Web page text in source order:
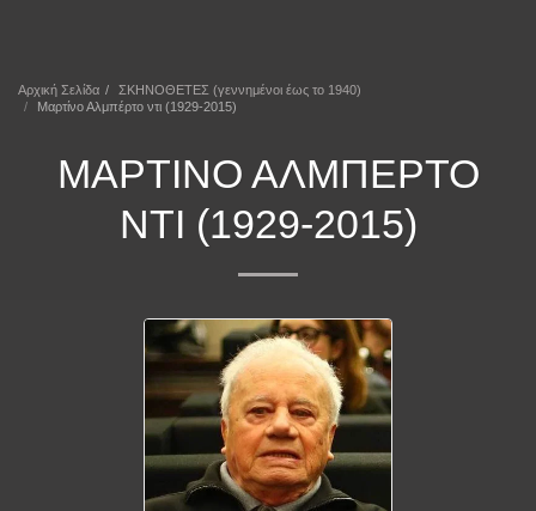
Αρχική Σελίδα
ΣΚΗΝΟΘΕΤΕΣ (γεννημένοι έως το 1940)
Μαρτίνο Αλμπέρτο ντι (1929-2015)
ΜΑΡΤΊΝΟ ΑΛΜΠΈΡΤΟ
ΝΤΙ (1929-2015)